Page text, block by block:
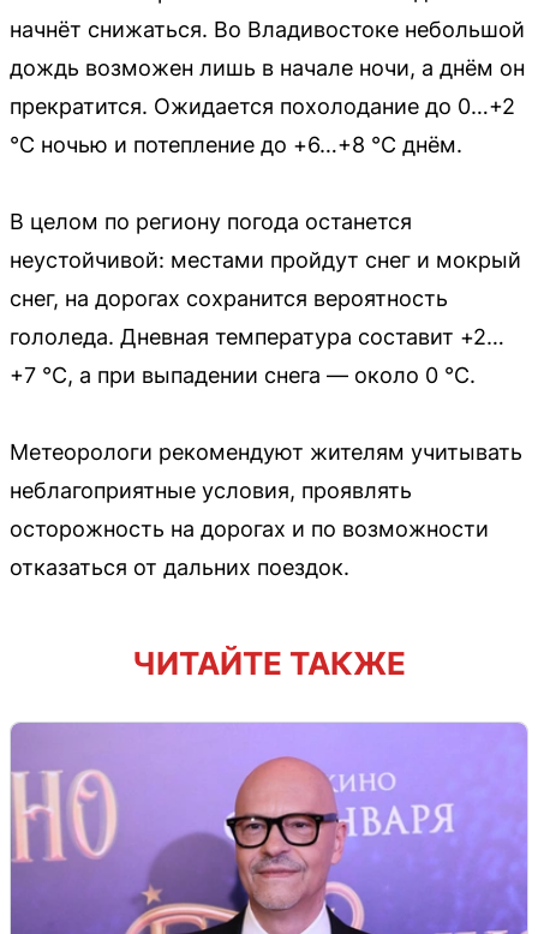
начнёт снижаться. Во Владивостоке небольшой
дождь возможен лишь в начале ночи, а днём он
прекратится. Ожидается похолодание до 0…+2
°C ночью и потепление до +6…+8 °C днём.
В целом по региону погода останется
неустойчивой: местами пройдут снег и мокрый
снег, на дорогах сохранится вероятность
гололеда. Дневная температура составит +2…
+7 °C, а при выпадении снега — около 0 °C.
Метеорологи рекомендуют жителям учитывать
неблагоприятные условия, проявлять
осторожность на дорогах и по возможности
отказаться от дальних поездок.
ЧИТАЙТЕ ТАКЖЕ